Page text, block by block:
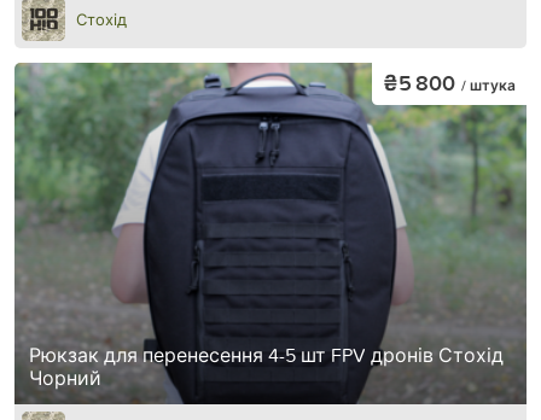
Стохід
Рюкзак для перенесення 4-5 шт FPV дронів Стохід
Чорний
₴5 800 / штука